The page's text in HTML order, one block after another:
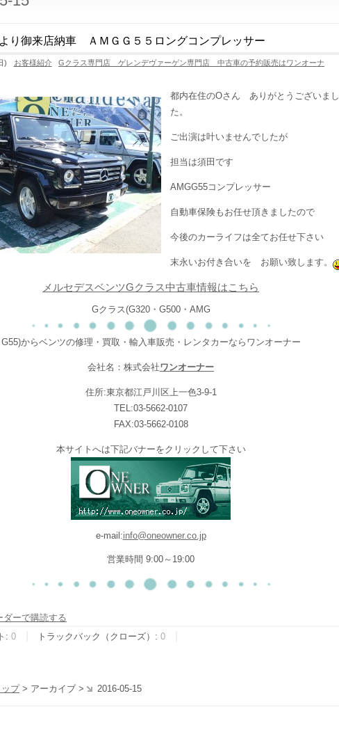
り御来店納車 ＡＭＧＧ５５ロングコンプレッサー
) お客様紹介
Gクラス専門店 ゲレンデヴァーゲン専門店 中古車の予約販売はワンオーナ
都内在住のOさん ありがとうございまし
た。
ご出演は叶いませんでしたが
担当は須田です
AMGG55コンプレッサー
自動車保険もお任せ頂きましたので
今後のカーライフは全てお任せ下さい
末永いお付き合いを お願い致します。
メルセデスベンツGクラス中古車情報はこちら
Gクラス(G320・G500・AMG
G55)からベンツの修理・買取・輸入車販売・レンタカーならワンオーナー
会社名：株式会社ワンオーナー
住所:東京都江戸川区上一色3-9-1
TEL:03-5662-0107
FAX:03-5662-0108
本サイトへは下記バナーをクリックして下さい
e-mail:info@oneowner.co.jp
営業時間 9:00～19:00
: 0 トラックバック（クローズ）: 0
プ> アーカイブ > 2016-05-15